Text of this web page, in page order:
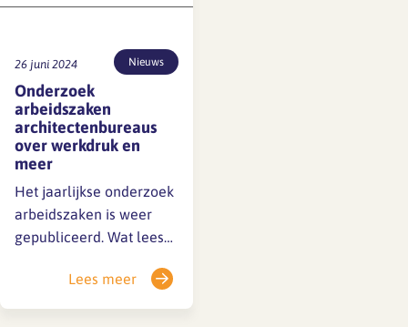
26 juni 2024 Nieuws
Onderzoek
arbeidszaken
architectenbureaus
over werkdruk en
meer
Het jaarlijkse onderzoek
arbeidszaken is weer
gepubliceerd. Wat lees
gemiddelde
samenstelling van
Lees meer